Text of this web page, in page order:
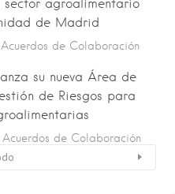
agroalimentario
de Madrid
Acuerdos de Colaboración
su nueva Área de
de Riesgos para
Acuerdos de Colaboración